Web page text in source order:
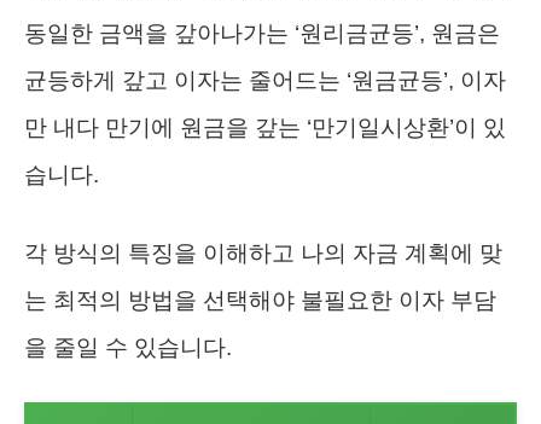
동일한 금액을 갚아나가는 ‘원리금균등’, 원금은
균등하게 갚고 이자는 줄어드는 ‘원금균등’, 이자
만 내다 만기에 원금을 갚는 ‘만기일시상환’이 있
습니다.
각 방식의 특징을 이해하고 나의 자금 계획에 맞
는 최적의 방법을 선택해야 불필요한 이자 부담
을 줄일 수 있습니다.